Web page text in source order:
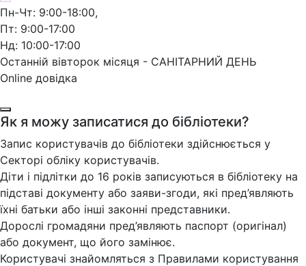
Пн-Чт: 9:00-18:00,
Пт: 9:00-17:00
Нд: 10:00-17:00
Останній вівторок місяця - САНІТАРНИЙ ДЕНЬ
Online довідка
Як я можу записатися до бібліотеки?
Запис користувачів до бібліотеки здійснюється у
Секторі обліку користувачів.
Діти і підлітки до 16 років записуються в бібліотеку на
підставі документу або заяви-згоди, які пред’являють
їхні батьки або інші законні представники.
Дорослі громадяни пред’являють паспорт (оригінал)
або документ, що його замінює.
Користувачі знайомляться з Правилами користування